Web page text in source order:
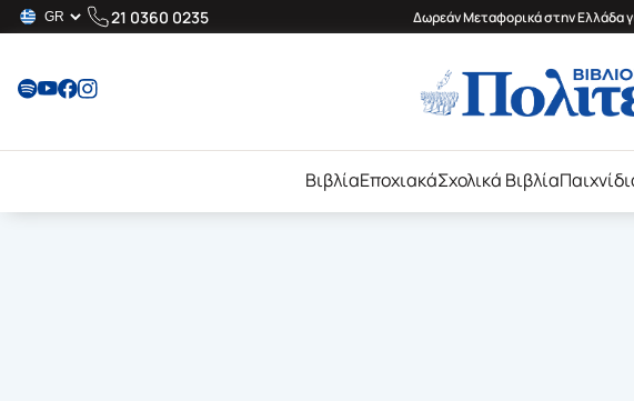
21 0360 0235 Δωρεάν Μεταφορικά στην Ελλάδα
ΒιβλίαΕποχιακάΣχολικά Βιβλία